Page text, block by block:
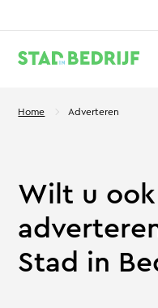
Home Adverteren
Wilt u ook
Stad in